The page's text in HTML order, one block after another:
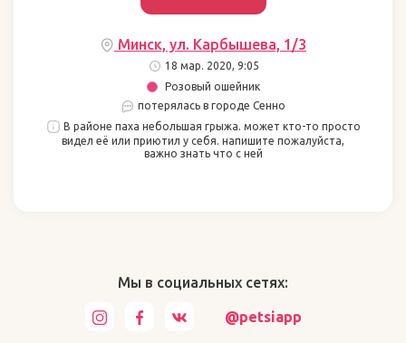
Минск, ул. Карбышева, 1/3
18 мар. 2020, 9:05
Розовый ошейник
потерялась в городе Сенно
В районе паха небольшая грыжа. может кто-то просто
видел её или приютил у себя. напишите пожалуйста,
важно знать что с ней
Мы в социальных сетях:
@petsiapp